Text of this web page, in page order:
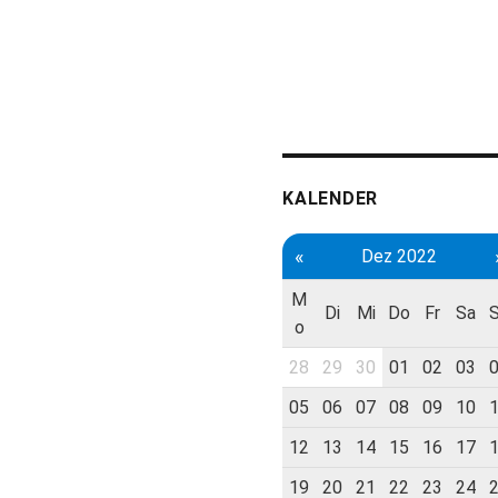
KALENDER
« Dez 2022
M
o
Di Mi Do Fr Sa
28 29 30 01 02 03
05
06 07 08 09 10
12
13 14 15 16 17
19
20 21 22 23 24